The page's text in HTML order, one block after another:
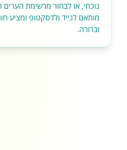
נוכחי, או לבחור מרשימת הערים
מותאם לנייד ולדסקטופ ומציע
וברורה.